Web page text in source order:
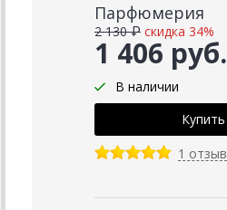
Парфюмерия
1 406 руб.
2 130 ₽ скидка 34%
В наличии
1 отзыв